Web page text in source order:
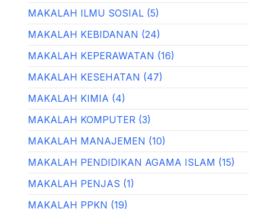
MAKALAH ILMU SOSIAL (5)
MAKALAH KEBIDANAN (24)
MAKALAH KEPERAWATAN (16)
MAKALAH KESEHATAN (47)
MAKALAH KIMIA (4)
MAKALAH KOMPUTER (3)
MAKALAH MANAJEMEN (10)
MAKALAH PENDIDIKAN AGAMA ISLAM (15)
MAKALAH PENJAS (1)
MAKALAH PPKN (19)